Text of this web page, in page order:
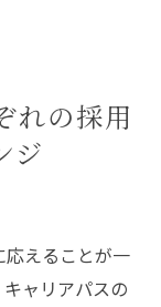
れの採用
ジ
えることが一
ャリアパスの